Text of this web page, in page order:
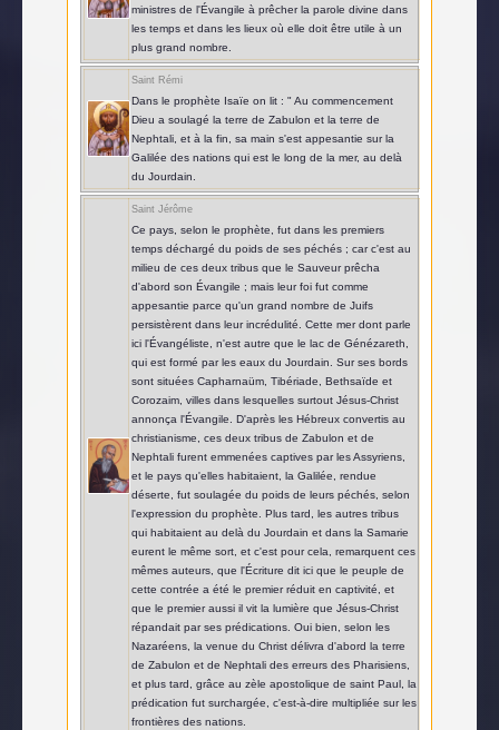
ministres de l'Évangile à prêcher la parole divine dans
les temps et dans les lieux où elle doit être utile à un
plus grand nombre.
Saint Rémi
Dans le prophète Isaïe on lit : " Au commencement
Dieu a soulagé la terre de Zabulon et la terre de
Nephtali, et à la fin, sa main s'est appesantie sur la
Galilée des nations qui est le long de la mer, au delà
du Jourdain.
Saint Jérôme
Ce pays, selon le prophète, fut dans les premiers
temps déchargé du poids de ses péchés ; car c'est au
milieu de ces deux tribus que le Sauveur prêcha
d'abord son Évangile ; mais leur foi fut comme
appesantie parce qu'un grand nombre de Juifs
persistèrent dans leur incrédulité. Cette mer dont parle
ici l'Évangéliste, n'est autre que le lac de Génézareth,
qui est formé par les eaux du Jourdain. Sur ses bords
sont situées Capharnaüm, Tibériade, Bethsaïde et
Corozaim, villes dans lesquelles surtout Jésus-Christ
annonça l'Évangile. D'après les Hébreux convertis au
christianisme, ces deux tribus de Zabulon et de
Nephtali furent emmenées captives par les Assyriens,
et le pays qu'elles habitaient, la Galilée, rendue
déserte, fut soulagée du poids de leurs péchés, selon
l'expression du prophète. Plus tard, les autres tribus
qui habitaient au delà du Jourdain et dans la Samarie
eurent le même sort, et c'est pour cela, remarquent ces
mêmes auteurs, que l'Écriture dit ici que le peuple de
cette contrée a été le premier réduit en captivité, et
que le premier aussi il vit la lumière que Jésus-Christ
répandait par ses prédications. Oui bien, selon les
Nazaréens, la venue du Christ délivra d'abord la terre
de Zabulon et de Nephtali des erreurs des Pharisiens,
et plus tard, grâce au zèle apostolique de saint Paul, la
prédication fut surchargée, c'est-à-dire multipliée sur les
frontières des nations.